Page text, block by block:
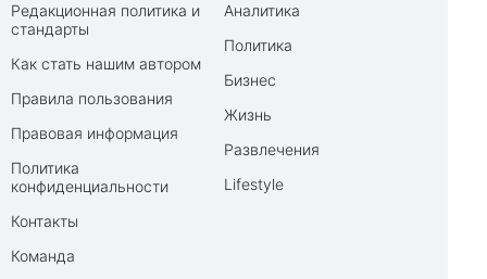
Редакционная политика и
стандарты
Как стать нашим автором
Правила пользования
Правовая информация
Политика
конфиденциальности
Контакты
Команда
Аналитика
Политика
Бизнес
Жизнь
Развлечения
Lifestyle